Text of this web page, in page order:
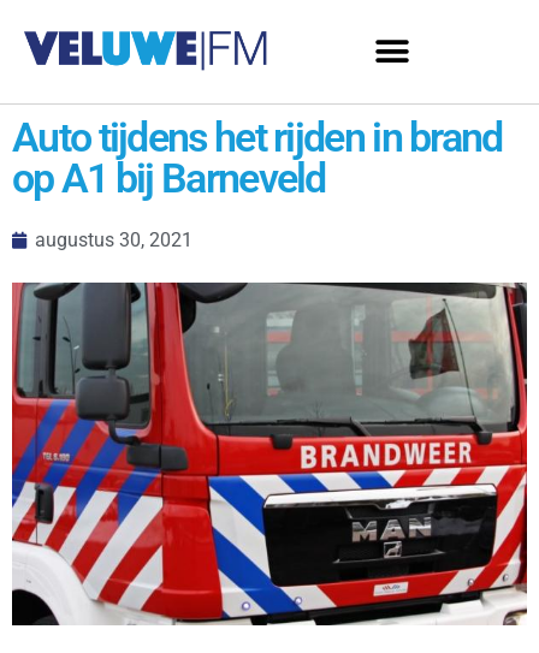
Auto tijdens het rijden in brand
op A1 bij Barneveld
augustus 30, 2021